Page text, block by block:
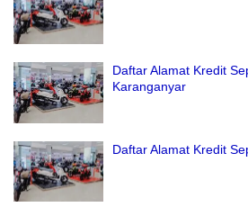
Daftar Alamat Kredit
Karanganyar
Daftar Alamat Kredit